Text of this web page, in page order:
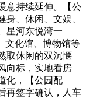
意持续延伸。【公
、休闲、文娱、
星河东悦湾一
文化馆、博物馆等
取休闲的双沉惬
向标，实地看房
化，【公园配
再签字确认，人车